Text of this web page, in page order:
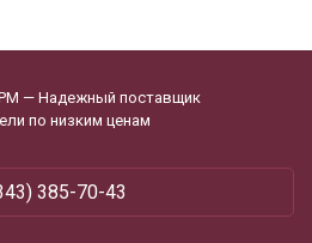
РМ — Надежный поставщик
по низким ценам
385-70-43